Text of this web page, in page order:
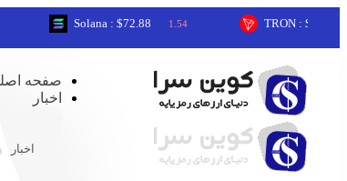
Solana : $72.88 1.54 TRON : $0.33 0.05
صفحه
اخبار
اخبار